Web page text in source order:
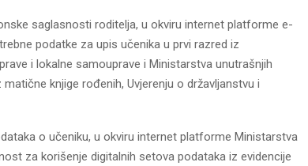
saglasnosti roditelja, u okviru internet platforme e-
podatke za upis učenika u prvi razred iz
i lokalne samouprave i Ministarstva unutrašnjih
knjige rođenih, Uvjerenju o državljanstvu i
o učeniku, u okviru internet platforme Ministarstva
za korišenje digitalnih setova podataka iz evidencije